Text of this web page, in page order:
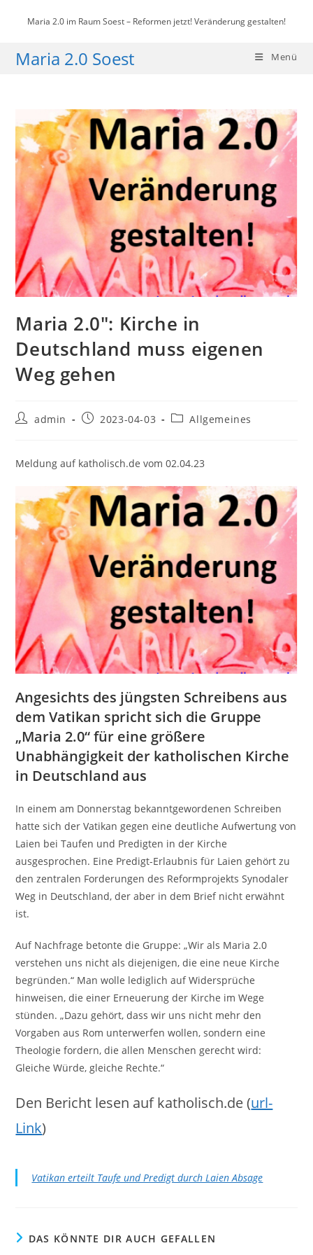
Maria 2.0 im Raum Soest – Reformen jetzt! Veränderung gestalten!
Maria 2.0 Soest Menü
Maria 2.0″: Kirche in
Deutschland muss eigenen
Weg gehen
Beitrags-
admin
Beitrag2023-04-03
Beitrags-
Allgemeines
Meldung auf katholisch.de vom 02.04.23
Angesichts des jüngsten Schreibens aus
dem Vatikan spricht sich die Gruppe
„Maria 2.0“ für eine größere
Unabhängigkeit der katholischen Kirche
in Deutschland aus
In einem am Donnerstag bekanntgewordenen Schreiben
hatte sich der Vatikan gegen eine deutliche Aufwertung von
Laien bei Taufen und Predigten in der Kirche
ausgesprochen. Eine Predigt-Erlaubnis für Laien gehört zu
den zentralen Forderungen des Reformprojekts Synodaler
Weg in Deutschland, der aber in dem Brief nicht erwähnt
ist.
Auf Nachfrage betonte die Gruppe: „Wir als Maria 2.0
verstehen uns nicht als diejenigen, die eine neue Kirche
begründen.“ Man wolle lediglich auf Widersprüche
hinweisen, die einer Erneuerung der Kirche im Wege
stünden. „Dazu gehört, dass wir uns nicht mehr den
Vorgaben aus Rom unterwerfen wollen, sondern eine
Theologie fordern, die allen Menschen gerecht wird:
Gleiche Würde, gleiche Rechte.“
Den Bericht lesen auf katholisch.de (url-
Link)
Vatikan erteilt Taufe und Predigt durch Laien Absage
DAS KÖNNTE DIR AUCH GEFALLEN